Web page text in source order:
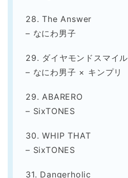
28. The Answer
– なにわ男子
29. ダイヤモンドスマイル
– なにわ男子 × キンプリ
29. ABARERO
– SixTONES
30. WHIP THAT
– SixTONES
31. Dangerholic